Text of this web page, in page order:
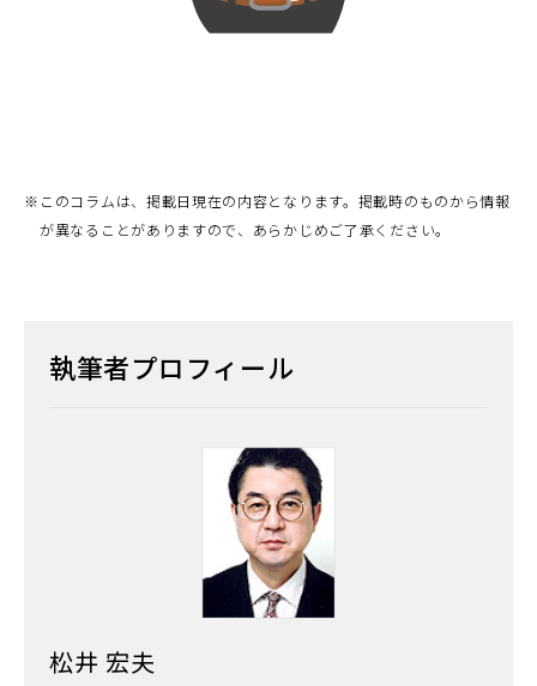
※ このコラムは、掲載日現在の内容となります。掲載時のものから情報
が異なることがありますので、あらかじめご了承ください。
執筆者プロフィール
松井 宏夫